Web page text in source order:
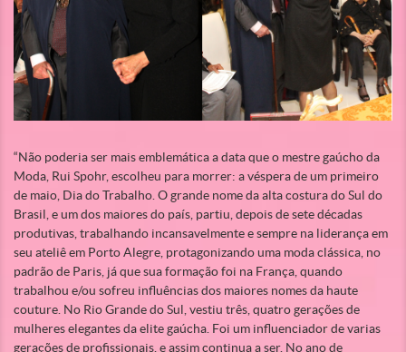
“Não poderia ser mais emblemática a data que o mestre gaúcho da
Moda, Rui Spohr, escolheu para morrer: a véspera de um primeiro
de maio, Dia do Trabalho. O grande nome da alta costura do Sul do
Brasil, e um dos maiores do país, partiu, depois de sete décadas
produtivas, trabalhando incansavelmente e sempre na liderança em
seu ateliê em Porto Alegre, protagonizando uma moda clássica, no
padrão de Paris, já que sua formação foi na França, quando
trabalhou e/ou sofreu influências dos maiores nomes da haute
couture. No Rio Grande do Sul, vestiu três, quatro gerações de
mulheres elegantes da elite gaúcha. Foi um influenciador de varias
gerações de profissionais, e assim continua a ser. No ano de